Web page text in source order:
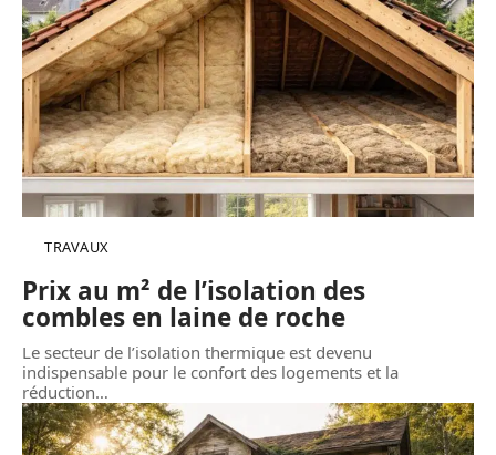
TRAVAUX
Prix au m² de l’isolation des
combles en laine de roche
Le secteur de l’isolation thermique est devenu
indispensable pour le confort des logements et la
réduction…